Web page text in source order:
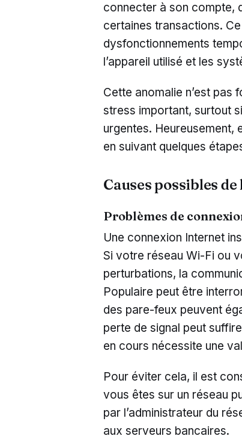
connecter à son compte,
certaines transactions.
dysfonctionnements
l’appareil utilisé et les
Cette anomalie n’est pas
stress important, surtout
urgentes. Heureusement,
en suivant quelques
Causes possibles
Problèmes de
Une connexion Internet
Si votre réseau Wi-Fi ou
perturbations, la
Populaire peut être
des pare-feux peuvent
perte de signal peut
en cours nécessite une
Pour éviter cela, il est
vous êtes sur un réseau
par l’administrateur du
aux serveurs bancaires.